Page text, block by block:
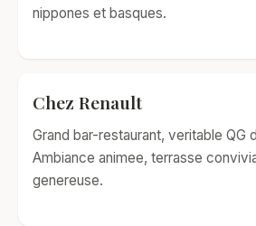
nippones et basques.
Chez Renault
Grand bar-restaurant, veritable QG
Ambiance animee, terrasse
genereuse.